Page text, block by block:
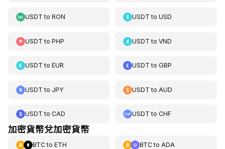
USDT to RON USDT toUSD
USDT to PHP USDT toVND
USDT to EUR USDT toGBP
USDT to JPY USDT to AUD
USDT to CAD USDT toCHF
加密貨幣兌加密貨幣
BTCto ETH BTCto ADA